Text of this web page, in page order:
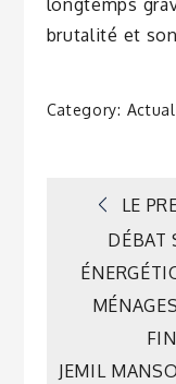
brutalité et
Category:
de
LE
DÉBAT
JEMIL